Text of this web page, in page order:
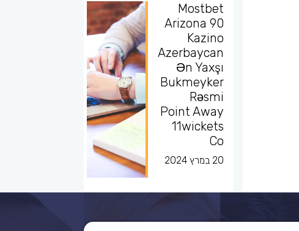
Mostbet
Arizona 90
Kazino
Azerbaycan
Ən Yaxşı
Bukmeyker
Rəsmi
Point Away
11wickets
Co
20 במרץ 2024